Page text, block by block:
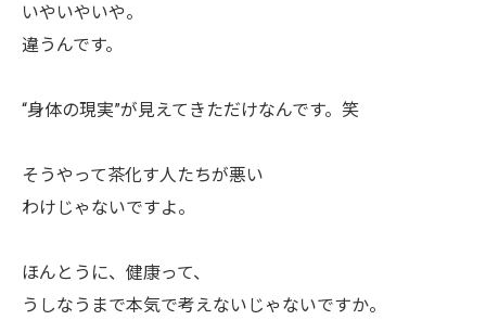
いやいやいや。
違うんです。
“身体の現実”が見えてきただけなんです。笑
そうやって茶化す人たちが悪い
わけじゃないですよ。
ほんとうに、健康って、
うしなうまで本気で考えないじゃないですか。